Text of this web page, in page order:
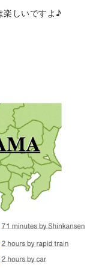
】
ンした分散
や完全貸切
泊施設。
／一棟貸切
プ。大人数の
／一棟貸切
複数世帯や
。
ーパーマーケ
ビニ、飲食
楽しいですよ♪